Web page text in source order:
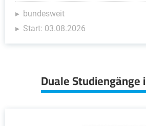
bundesweit
Start: 03.08.2026
Duale Studiengänge